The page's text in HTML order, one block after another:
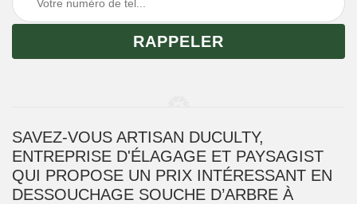
SAVEZ-VOUS ARTISAN DUCULTY,
ENTREPRISE D'ÉLAGAGE ET PAYSAGIST
QUI PROPOSE UN PRIX INTÉRESSANT EN
DESSOUCHAGE SOUCHE D’ARBRE À